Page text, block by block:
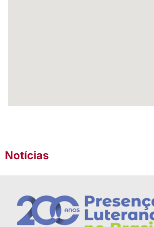
Notícias